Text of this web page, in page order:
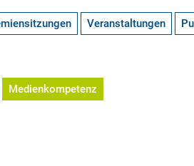
Veranstaltungen
Medienkompetenz